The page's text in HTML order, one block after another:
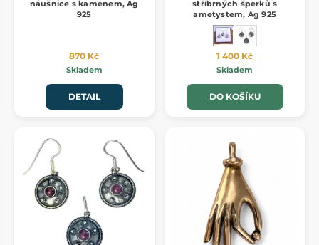
náušnice s kamenem, Ag
925
870 Kč
Skladem
DETAIL
stříbrných šperků s
ametystem, Ag 925
1 400 Kč
Skladem
DO KOŠÍKU